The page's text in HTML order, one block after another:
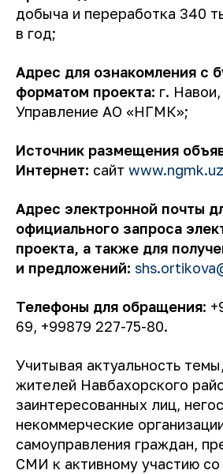
добыча и переработка 340
в год;
Адрес для ознакомления с
форматом проекта: г.
Управление АО «НГМК»;
Источник размещения
Интернет: сайт www.ngmk.uz
Адрес электронной почты
официального запроса
проекта, а также для
и предложений:
Телефоны для обращения:
69, +99879 227-75-80.
Учитывая актуальность
жителей Навбахорского
заинтересованных лиц,
некоммерческие
самоуправления граждан,
СМИ к активному участию со